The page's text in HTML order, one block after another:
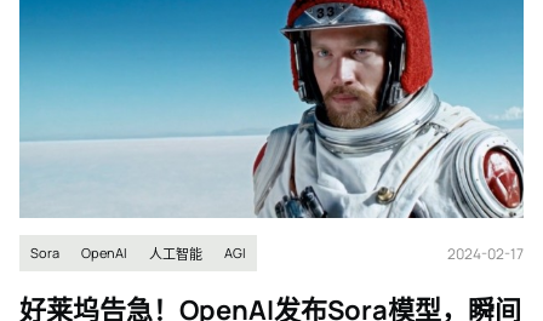
Sora OpenAI 人工智能 AGI 2024-02-17
好莱坞告急！OpenAI发布Sora模型，瞬间